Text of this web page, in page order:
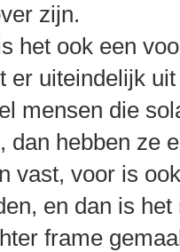
zijn.
het ook een
er uiteindelijk
mensen die
dan hebben ze
vast, voor is
en dan is
frame